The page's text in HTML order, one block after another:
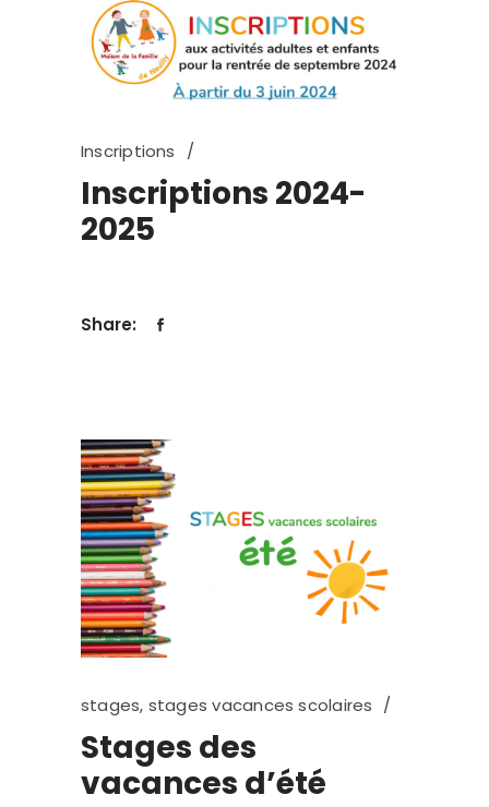
Inscriptions
Inscriptions 2024-
2025
Share:
stages, stages vacances scolaires
Stages des
vacances d’été